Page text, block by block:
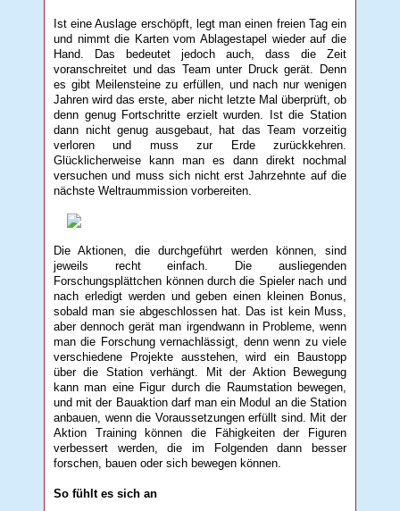
Ist eine Auslage erschöpft, legt man einen freien Tag ein
und nimmt die Karten vom Ablagestapel wieder auf die
Hand. Das bedeutet jedoch auch, dass die Zeit
voranschreitet und das Team unter Druck gerät. Denn
es gibt Meilensteine zu erfüllen, und nach nur wenigen
Jahren wird das erste, aber nicht letzte Mal überprüft, ob
denn genug Fortschritte erzielt wurden. Ist die Station
dann nicht genug ausgebaut, hat das Team vorzeitig
verloren und muss zur Erde zurückkehren.
Glücklicherweise kann man es dann direkt nochmal
versuchen und muss sich nicht erst Jahrzehnte auf die
nächste Weltraummission vorbereiten.
Die Aktionen, die durchgeführt werden können, sind
jeweils recht einfach. Die ausliegenden
Forschungsplättchen können durch die Spieler nach und
nach erledigt werden und geben einen kleinen Bonus,
sobald man sie abgeschlossen hat. Das ist kein Muss,
aber dennoch gerät man irgendwann in Probleme, wenn
man die Forschung vernachlässigt, denn wenn zu viele
verschiedene Projekte ausstehen, wird ein Baustopp
über die Station verhängt. Mit der Aktion Bewegung
kann man eine Figur durch die Raumstation bewegen,
und mit der Bauaktion darf man ein Modul an die Station
anbauen, wenn die Voraussetzungen erfüllt sind. Mit der
Aktion Training können die Fähigkeiten der Figuren
verbessert werden, die im Folgenden dann besser
forschen, bauen oder sich bewegen können.
So fühlt es sich an